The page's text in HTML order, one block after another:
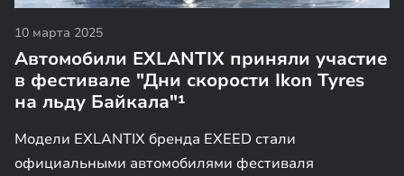
10 марта 2025
Автомобили EXLANTIX приняли участие
в фестивале "Дни скорости Ikon Tyres
на льду Байкала"¹
Модели EXLANTIX бренда EXEED стали
официальными автомобилями фестиваля